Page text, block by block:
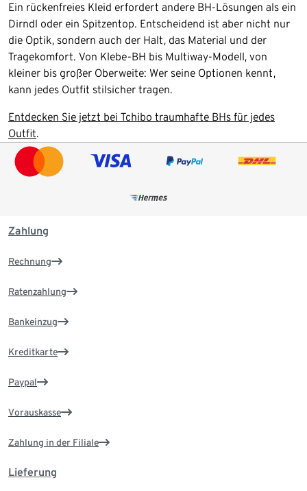
Ein rückenfreies Kleid erfordert andere BH-Lösungen als ein
Dirndl oder ein Spitzentop. Entscheidend ist aber nicht nur
die Optik, sondern auch der Halt, das Material und der
Tragekomfort. Von Klebe-BH bis Multiway-Modell, von
kleiner bis großer Oberweite: Wer seine Optionen kennt,
kann jedes Outfit stilsicher tragen.
Entdecken Sie jetzt bei Tchibo traumhafte BHs für jedes
Outfit.
Zahlung
Rechnung
Ratenzahlung
Bankeinzug
Kreditkarte
Paypal
Vorauskasse
Zahlung in der Filiale
Lieferung